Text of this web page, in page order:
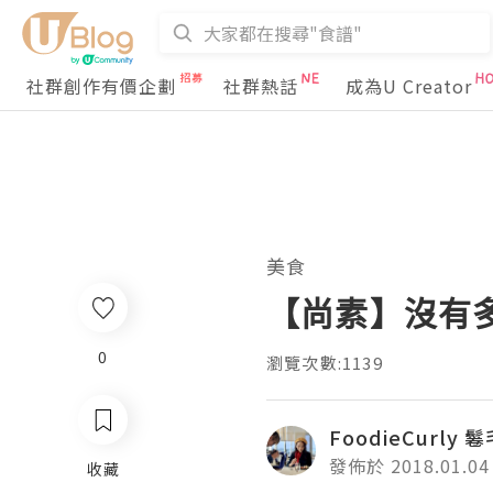
社群創作有價企劃 社群熱話 成為U Creator
0
收藏
美食
【尚素】沒
瀏覽次數:1139
FoodieCurly 鬈
發佈於 2018.01.04